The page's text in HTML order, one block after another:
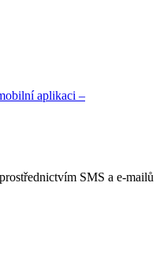
aplikaci –
prostřednictvím SMS a e-mailů